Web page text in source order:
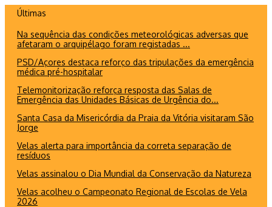
conteúdo
Últimas
Na sequência das condições meteorológicas adversas que
afetaram o arquipélago foram registadas ...
PSD/Açores destaca reforço das tripulações da emergência
médica pré-hospitalar
Telemonitorização reforça resposta das Salas de
Emergência das Unidades Básicas de Urgência do...
Santa Casa da Misericórdia da Praia da Vitória visitaram São
Jorge
Velas alerta para importância da correta separação de
resíduos
Velas assinalou o Dia Mundial da Conservação da Natureza
Velas acolheu o Campeonato Regional de Escolas de Vela
2026